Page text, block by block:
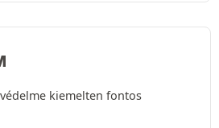
kiemelten fontos